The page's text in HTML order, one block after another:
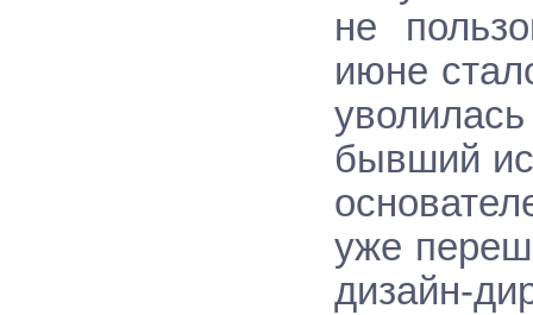
не
июне
бывший
уже
дизайн-